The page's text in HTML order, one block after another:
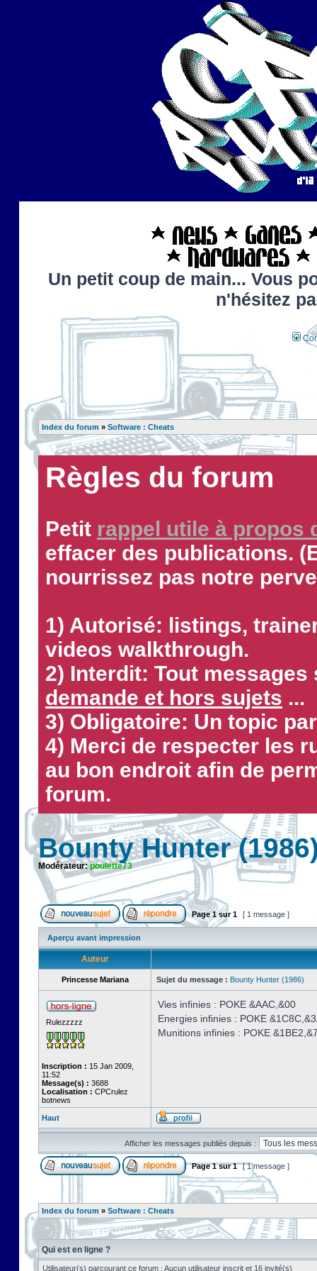
Un petit coup de main... Vous
n'hésitez
Index du forum » Software : Cheats
Règles du forum
Petit rappel utile à propos
effacer des publications.
nourrissez pas notre
1) Autorisé: listings,
videos walkthrough.
2) Interdit: Tout
demande et hors sujets ...
3) Obligatoire: Un topic
4) Merci de respecter les
au bon endroit afin de
forum.
Bounty Hunter
Modérateur:poulette73
Page1sur1 [ 1 message ]
Aperçu avant impression
Auteur
Princesse Mariana Sujet du message : Bounty Hunter (1986)
Rulezzzzz
Inscription : 15 Jan 2009,
11:52
Message(s) : 3688
Localisation : CPCrulez
botnews
Vies infinies : POKE &AAC,&00
Energies infinies : POKE
Munitions infinies : POKE
Haut
Afficher les messages publiés depuis :
Page1sur1 [ 1 message ]
Index du forum » Software : Cheats
Qui est en ligne ?
Utilisateur(s) parcourant ce forum : Aucun utilisateur inscrit et 16 invité(s)